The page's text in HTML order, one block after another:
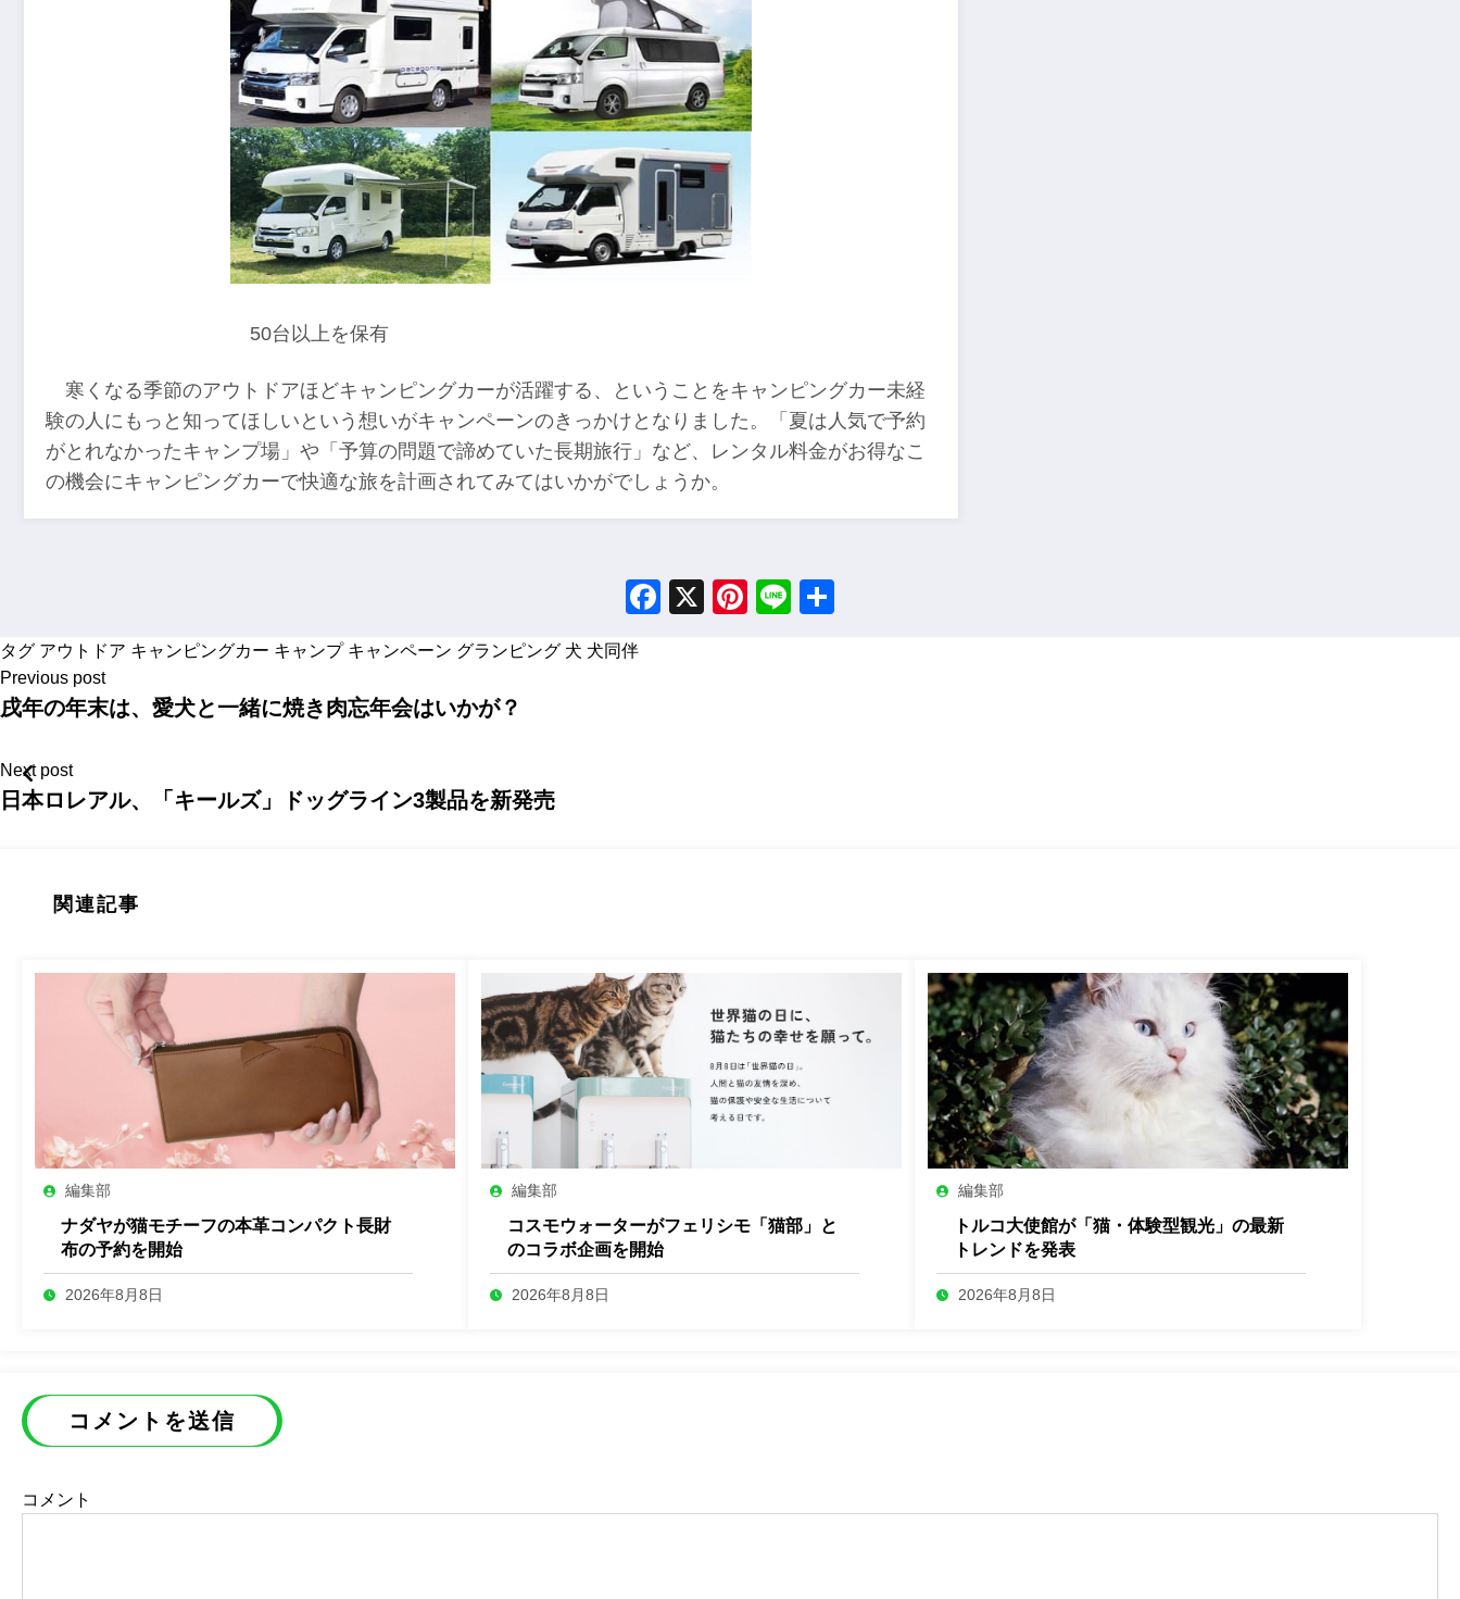
50台以上を保有
寒くなる季節のアウトドアほどキャンピングカーが活躍する、ということをキャンピングカー未経
験の人にもっと知ってほしいという想いがキャンペーンのきっかけとなりました。「夏は人気で予約
がとれなかったキャンプ場」や「予算の問題で諦めていた長期旅行」など、レンタル料金がお得なこ
の機会にキャンピングカーで快適な旅を計画されてみてはいかがでしょうか。
Facebook
X Pinterest
Line
タグ アウトドア キャンピングカー キャンプ キャンペーン グランピング 犬 犬同伴
Previous post
戌年の年末は、愛犬と一緒に焼き肉忘年会はいかが？
Next post
日本ロレアル、「キールズ」ドッグライン3製品を新発売
関連記事
編集部
ナダヤが猫モチーフの本革コンパクト長財
布の予約を開始
2026年8月8日
編集部
コスモウォーターがフェリシモ「猫部」と
のコラボ企画を開始
2026年8月8日
編集部
トルコ大使館が「猫・体験型観光」の最新
トレンドを発表
2026年8月8日
コメントを送信
コメント